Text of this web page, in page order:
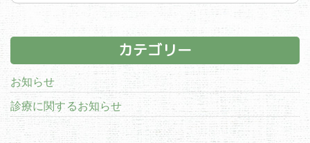
カテゴリー
お知らせ
診療に関するお知らせ